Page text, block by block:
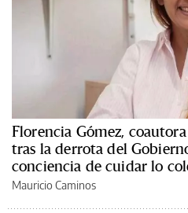
Florencia Gómez,
tras la derrota del
conciencia de cuidar lo
Mauricio Caminos